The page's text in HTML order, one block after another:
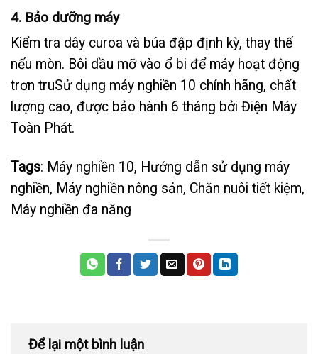
4. Bảo dưỡng máy
Kiểm tra dây curoa và búa đập định kỳ, thay thế
nếu mòn. Bôi dầu mỡ vào ổ bi để máy hoạt động
trơn truSử dụng máy nghiền 10 chính hãng, chất
lượng cao, được bảo hành 6 tháng bởi Điện Máy
Toàn Phát.
Tags: Máy nghiền 10, Hướng dẫn sử dụng máy
nghiền, Máy nghiền nông sản, Chăn nuôi tiết kiệm,
Máy nghiền đa năng
Để lại một bình luận